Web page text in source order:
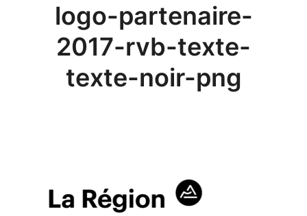
logo-partenaire-
2017-rvb-texte-
texte-noir-png